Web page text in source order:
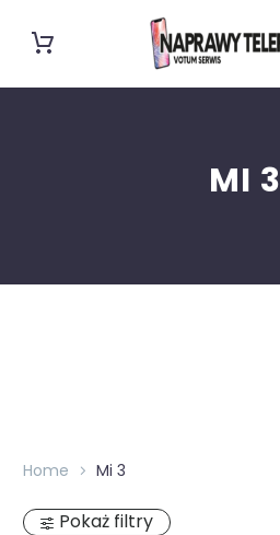
MI 3
Home Mi 3
Pokaż filtry